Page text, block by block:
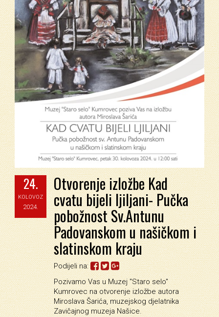
24.
KOLOVOZ
2024.
Otvorenje izložbe Kad
cvatu bijeli ljiljani- Pučka
pobožnost Sv.Antunu
Padovanskom u našičkom i
slatinskom kraju
Podijeli na:
Pozivamo Vas u Muzej "Staro selo"
Kumrovec na otvorenje izložbe autora
Miroslava Šarića, muzejskog djelatnika
Zavičajnog muzeja Našice.